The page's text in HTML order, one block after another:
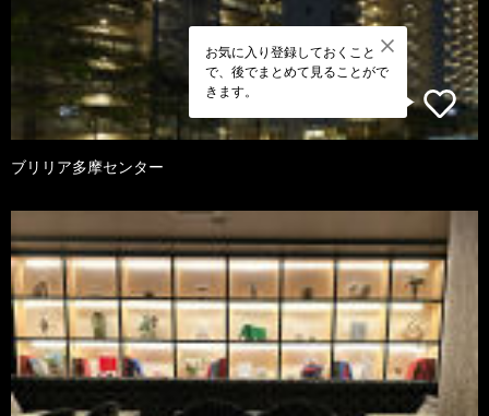
お気に入り登録しておくこと
で、後でまとめて見ることがで
きます。
ブリリア多摩センター